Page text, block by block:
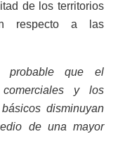
de los territorios
respecto a las
probable que el
y los
disminuyan
de una mayor